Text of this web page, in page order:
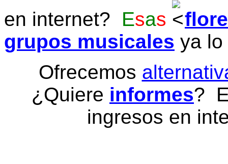
en internet? Esas
grupos musicales ya
Ofrecemos
¿Quiere informes?
ingresos en